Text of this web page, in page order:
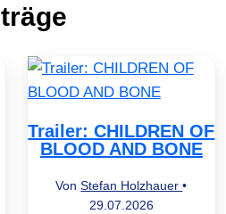
Trailer: CHILDREN OF
BLOOD AND BONE
VonStefan Holzhauer•
29.07.2026